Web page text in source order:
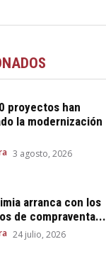
proyectos han
la modernización
3 agosto, 2026
arranca con los
de compraventa...
24 julio, 2026